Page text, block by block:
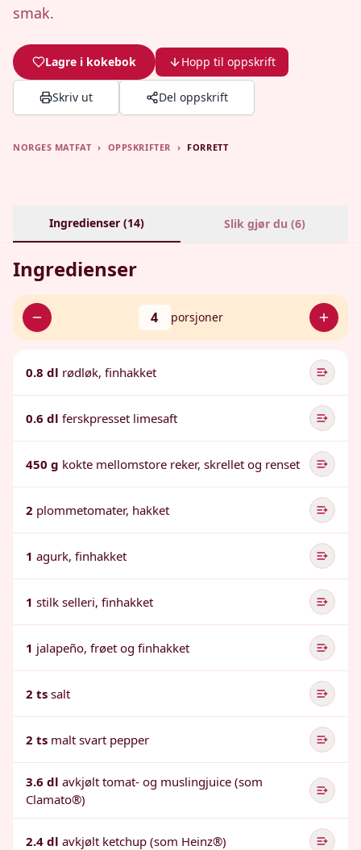
smak.
Lagre i kokebok Hopp til oppskrift
Skriv ut Del oppskrift
NORGES MATFAT › OPPSKRIFTER › FORRETT
Ingredienser (14) Slik gjør du (6)
Ingredienser
4 porsjoner
0.8 dl rødløk, finhakket
0.6 dl ferskpresset limesaft
450 g kokte mellomstore reker, skrellet og renset
2 plommetomater, hakket
1 agurk, finhakket
1 stilk selleri, finhakket
1 jalapeño, frøet og finhakket
2 ts salt
2 ts malt svart pepper
3.6 dl avkjølt tomat- og muslingjuice (som
Clamato®)
2.4 dl avkjølt ketchup (som Heinz®)